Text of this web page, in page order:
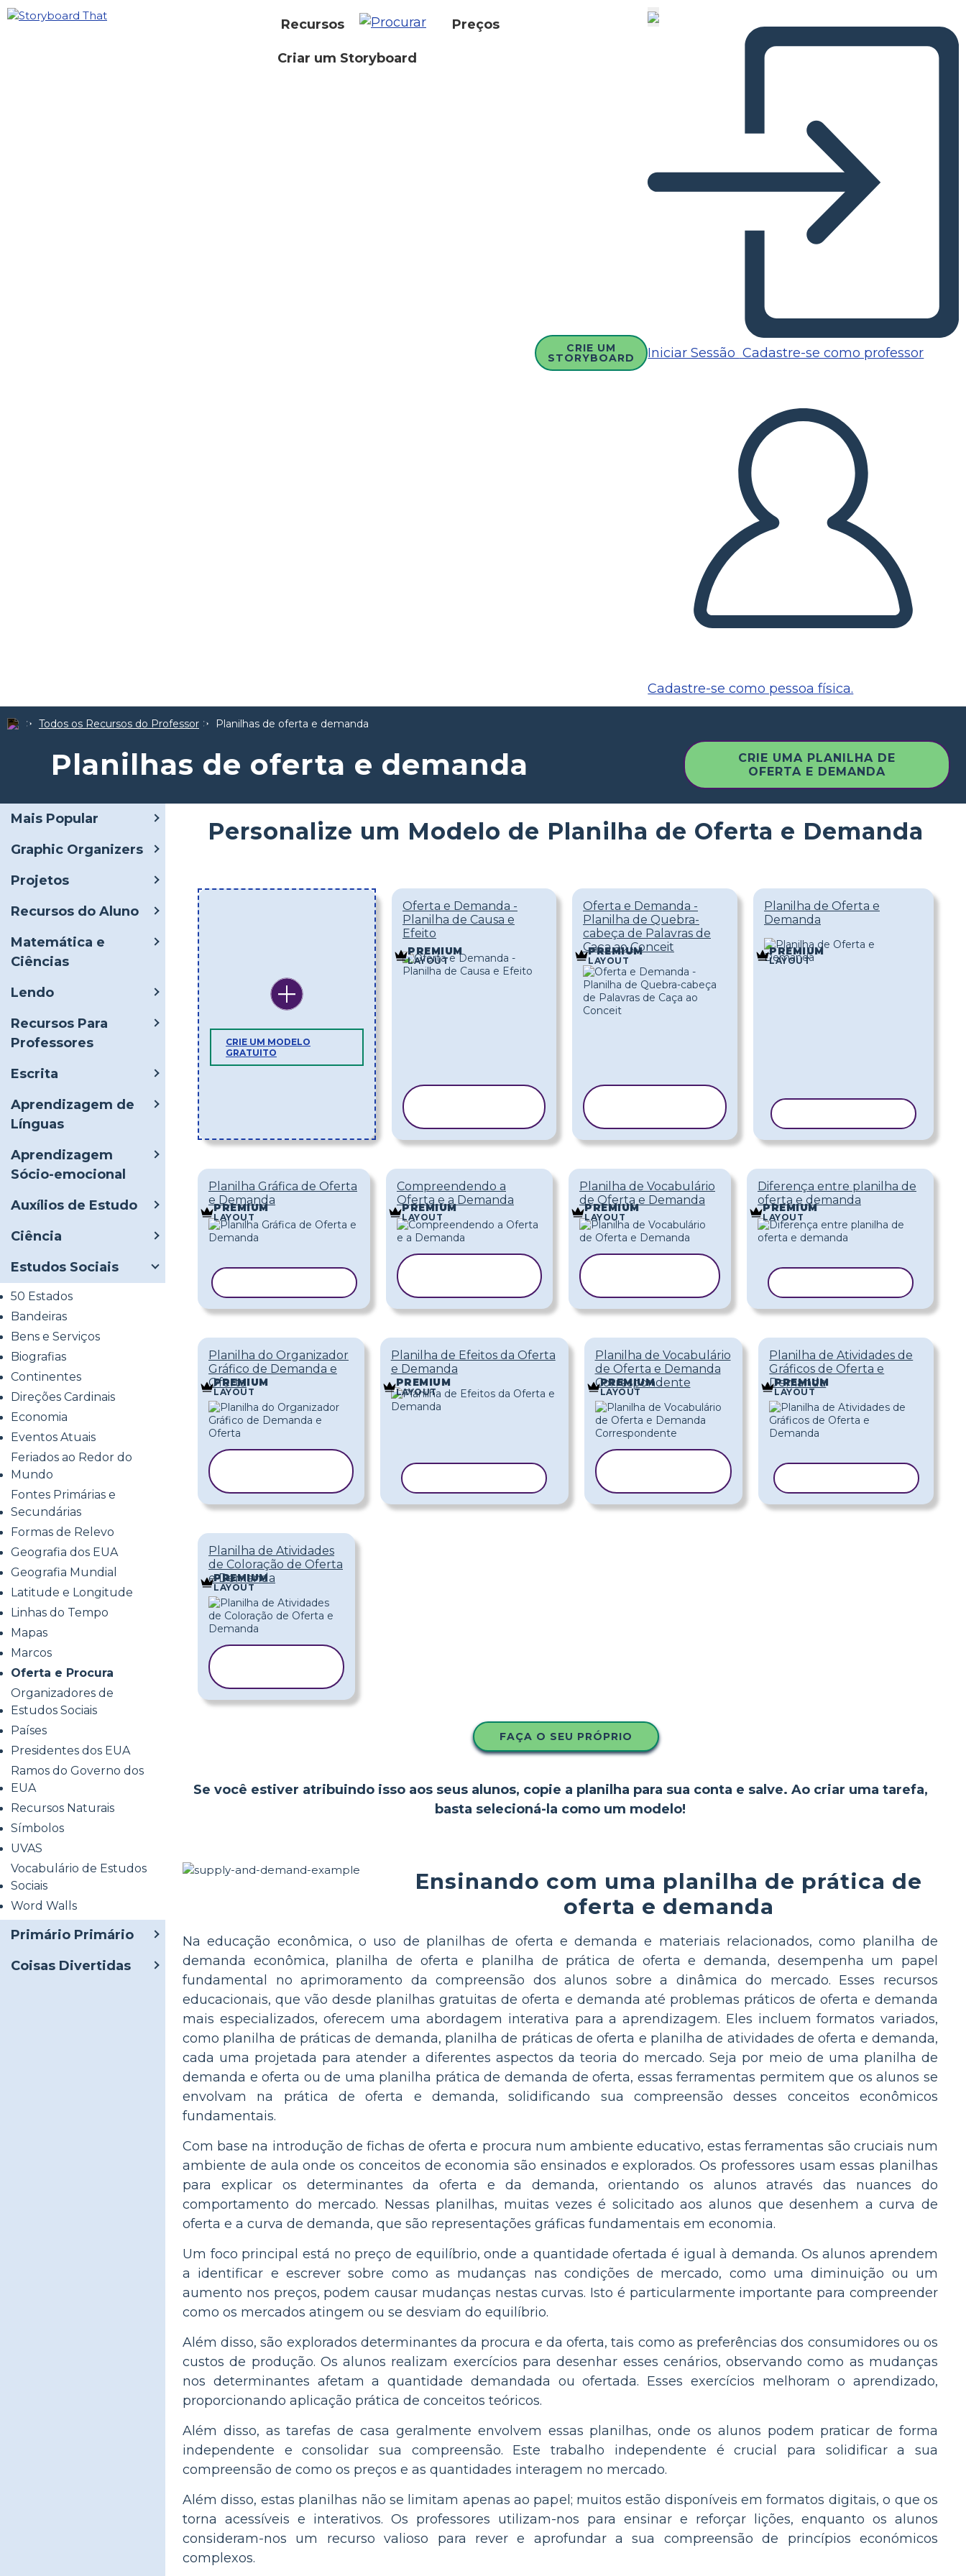
Recursos Preços
Criar um Storyboard
CRIE UM
STORYBOARD Iniciar Sessão Cadastre-se como professor
Cadastre-se como pessoa física.
Todos os Recursos do Professor Planilhas de oferta e demanda
Planilhas de oferta e demanda
CRIE UMA PLANILHA DE
OFERTA E DEMANDA
Mais Popular
Graphic Organizers
Projetos
Recursos do Aluno
Matemática e
Ciências
Lendo
Recursos Para
Professores
Escrita
Aprendizagem de
Línguas
Aprendizagem
Sócio-emocional
Auxílios de Estudo
Ciência
Estudos Sociais
50 Estados
Bandeiras
Bens e Serviços
Biografias
Continentes
Direções Cardinais
Economia
Eventos Atuais
Feriados ao Redor do
Mundo
Fontes Primárias e
Secundárias
Formas de Relevo
Geografia dos EUA
Geografia Mundial
Latitude e Longitude
Linhas do Tempo
Mapas
Marcos
Oferta e Procura
Organizadores de
Estudos Sociais
Países
Presidentes dos EUA
Ramos do Governo dos
EUA
Recursos Naturais
Símbolos
UVAS
Vocabulário de Estudos
Sociais
Word Walls
Primário Primário
Coisas Divertidas
Personalize um Modelo de Planilha de Oferta e Demanda
CRIE UM MODELO
GRATUITO
Oferta e Demanda -
Planilha de Causa e
Efeito
PREMIUM
LAYOUT
Oferta e Demanda -
Planilha de Quebra-
cabeça de Palavras de
Caça ao Conceit
PREMIUM
LAYOUT
Planilha de Oferta e
Demanda
PREMIUM
LAYOUT
Planilha Gráfica de Oferta
e Demanda
PREMIUM
LAYOUT
Compreendendo a
Oferta e a Demanda
PREMIUM
LAYOUT
Planilha de Vocabulário
de Oferta e Demanda
PREMIUM
LAYOUT
Diferença entre planilha de
oferta e demanda
PREMIUM
LAYOUT
Planilha do Organizador
Gráfico de Demanda e
Oferta
PREMIUM
LAYOUT
Planilha de Efeitos da Oferta
e Demanda
PREMIUM
LAYOUT
Planilha de Vocabulário
de Oferta e Demanda
Correspondente
PREMIUM
LAYOUT
Planilha de Atividades de
Gráficos de Oferta e
Demanda
PREMIUM
LAYOUT
Planilha de Atividades
de Coloração de Oferta
e Demanda
PREMIUM
LAYOUT
FAÇA O SEU PRÓPRIO
Se você estiver atribuindo isso aos seus alunos, copie a planilha para sua conta e salve. Ao criar uma tarefa,
basta selecioná-la como um modelo!
Ensinando com uma planilha de prática de
oferta e demanda
Na educação econômica, o uso de planilhas de oferta e demanda e materiais relacionados, como planilha de
demanda econômica, planilha de oferta e planilha de prática de oferta e demanda, desempenha um papel
fundamental no aprimoramento da compreensão dos alunos sobre a dinâmica do mercado. Esses recursos
educacionais, que vão desde planilhas gratuitas de oferta e demanda até problemas práticos de oferta e demanda
mais especializados, oferecem uma abordagem interativa para a aprendizagem. Eles incluem formatos variados,
como planilha de práticas de demanda, planilha de práticas de oferta e planilha de atividades de oferta e demanda,
cada uma projetada para atender a diferentes aspectos da teoria do mercado. Seja por meio de uma planilha de
demanda e oferta ou de uma planilha prática de demanda de oferta, essas ferramentas permitem que os alunos se
envolvam na prática de oferta e demanda, solidificando sua compreensão desses conceitos econômicos
fundamentais.
Com base na introdução de fichas de oferta e procura num ambiente educativo, estas ferramentas são cruciais num
ambiente de aula onde os conceitos de economia são ensinados e explorados. Os professores usam essas planilhas
para explicar os determinantes da oferta e da demanda, orientando os alunos através das nuances do
comportamento do mercado. Nessas planilhas, muitas vezes é solicitado aos alunos que desenhem a curva de
oferta e a curva de demanda, que são representações gráficas fundamentais em economia.
Um foco principal está no preço de equilíbrio, onde a quantidade ofertada é igual à demanda. Os alunos aprendem
a identificar e escrever sobre como as mudanças nas condições de mercado, como uma diminuição ou um
aumento nos preços, podem causar mudanças nestas curvas. Isto é particularmente importante para compreender
como os mercados atingem ou se desviam do equilíbrio.
Além disso, são explorados determinantes da procura e da oferta, tais como as preferências dos consumidores ou os
custos de produção. Os alunos realizam exercícios para desenhar esses cenários, observando como as mudanças
nos determinantes afetam a quantidade demandada ou ofertada. Esses exercícios melhoram o aprendizado,
proporcionando aplicação prática de conceitos teóricos.
Além disso, as tarefas de casa geralmente envolvem essas planilhas, onde os alunos podem praticar de forma
independente e consolidar sua compreensão. Este trabalho independente é crucial para solidificar a sua
compreensão de como os preços e as quantidades interagem no mercado.
Além disso, estas planilhas não se limitam apenas ao papel; muitos estão disponíveis em formatos digitais, o que os
torna acessíveis e interativos. Os professores utilizam-nos para ensinar e reforçar lições, enquanto os alunos
consideram-nos um recurso valioso para rever e aprofundar a sua compreensão de princípios económicos
complexos.